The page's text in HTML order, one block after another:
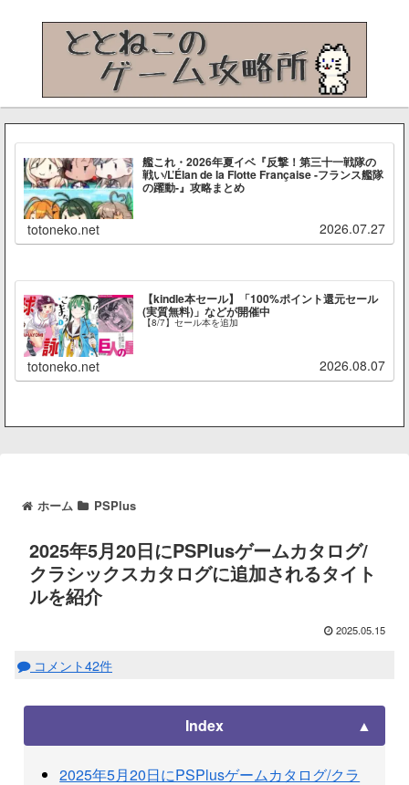
艦これ・2026年夏イベ『反撃！第三十一戦隊の
戦い/L’Élan de la Flotte Française -フランス艦隊
の躍動-』攻略まとめ
totoneko.net 2026.07.27
【kindle本セール】「100%ポイント還元セール
(実質無料)」などが開催中
【8/7】セール本を追加
totoneko.net 2026.08.07
ホーム PSPlus
2025年5月20日にPSPlusゲームカタログ/
クラシックスカタログに追加されるタイト
ルを紹介
2025.05.15
コメント42件
Index
2025年5月20日にPSPlusゲームカタログ/クラ